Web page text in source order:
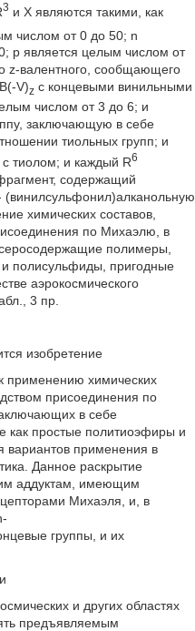
3 и X являются такими, как
числом от 0 до 50; n
p является целым числом от
z-валентного, сообщающего
V)zс концевыми винильными
числом от 3 до 6; и
заключающую в себе
тиольных групп; и
с тиолом; и каждый R6
содержащий
химических составов,
по Михаэлю, в
полимеры,
полисульфиды, пригодные
аэрокосмического
3 пр.
изобретение
применению химических
присоединения по
в себе
как простые политиоэфиры и
вариантов применения в
Данное раскрытие
аддуктам, имеющим
Михаэля, и, в
группы, и их
и других областях
предъявляемым